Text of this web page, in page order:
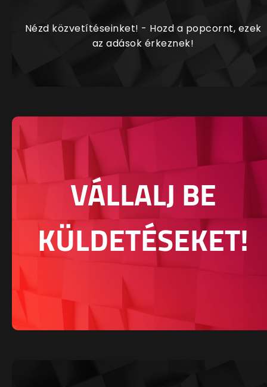
Nézd közvetítéseinket! - Hozd a popcornt, ezek
az adások érkeznek!
VÁLLALJ BE
KÜLDETÉSEKET!